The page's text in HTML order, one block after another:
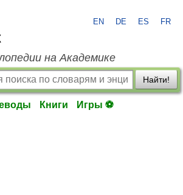
EN DE ES FR
на Академике
Найти!
Книги Игры ⚽